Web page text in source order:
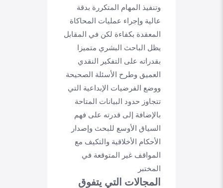
وتنفيذ المهام المتكررة بدقة
عالية وإجراء عمليات المحاكاة
المعقدة بكفاءة لكن في المقابل
يظل الباحث البشري متميزا
بقدراته على التفكير النقدي
العميق وطرح الأسئلة الصحيحة
ووضع الفرضيات الإبداعية التي
تتجاوز حدود البيانات المتاحة
بالإضافة إلى قدرته على فهم
السياق الأوسع للبحث وإصدار
الأحكام الأخلاقية والتكيف مع
المواقف غير المتوقعة في
المختبر
المجالات التي يتفوق